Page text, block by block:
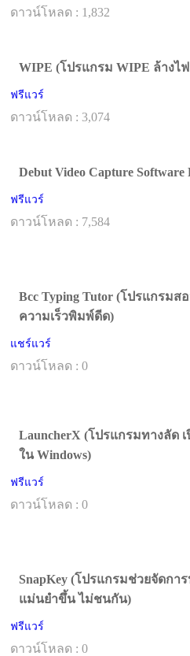
ดาวน์โหลด : 1,832
WIPE (โปรแกรม WIPE ล้างไ
ฟรีแวร์
ดาวน์โหลด : 3,074
Debut Video Capture
ฟรีแวร์
ดาวน์โหลด : 7,584
Bcc Typing Tutor (โปรแกรม
ความเร็วพิมพ์ดีด)
แชร์แวร์
ดาวน์โหลด : 0
LauncherX (โปรแกรมทางลัด
ใน Windows)
ฟรีแวร์
ดาวน์โหลด : 0
SnapKey (โปรแกรมช่วยจัดกา
แม่นยำขึ้น ไม่ชนกัน)
ฟรีแวร์
ดาวน์โหลด : 0